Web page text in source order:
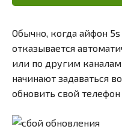
Обычно, когда айфон
отказывается
или по другим
начинают задаваться
обновить свой